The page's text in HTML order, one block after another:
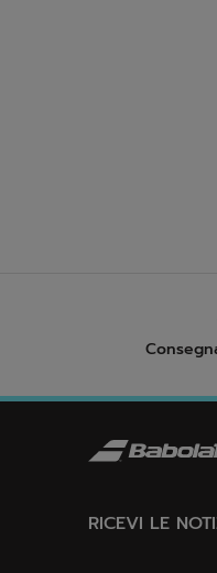
RICEVI LE